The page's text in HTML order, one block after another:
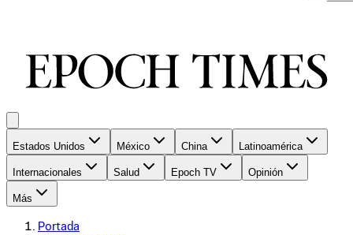
Estados Unidos México China Latinoamérica
Internacionales Salud Epoch TV Opinión
Más
Portada